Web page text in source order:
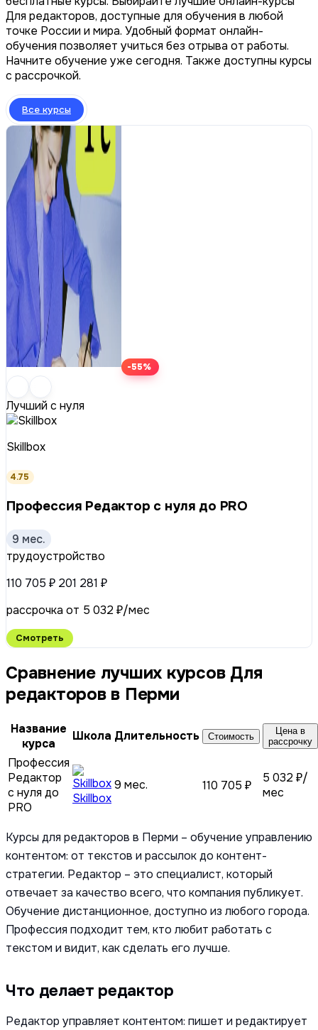
Для редакторов, доступные для обучения в любой
точке России и мира. Удобный формат онлайн-
обучения позволяет учиться без отрыва от работы.
Начните обучение уже сегодня. Также доступны курсы
с рассрочкой.
Все курсы
-55%
Лучший с нуля
Skillbox
4.75
Профессия Редактор с нуля до PRO
9 мес.
трудоустройство
110 705 ₽ 201 281 ₽
рассрочка от 5 032 ₽/мес
Смотреть
Сравнение лучших курсов Для
редакторов в Перми
Название
курса
Школа Длительность Стоимость
Цена в
рассрочку
Профессия
Редактор
с нуля до
PRO
Skillbox
9 мес. 110 705 ₽
5 032 ₽/
мес
Курсы для редакторов в Перми – обучение управлению
контентом: от текстов и рассылок до контент-
стратегии. Редактор – это специалист, который
отвечает за качество всего, что компания публикует.
Обучение дистанционное, доступно из любого города.
Профессия подходит тем, кто любит работать с
текстом и видит, как сделать его лучше.
Что делает редактор
Редактор управляет контентом: пишет и редактирует